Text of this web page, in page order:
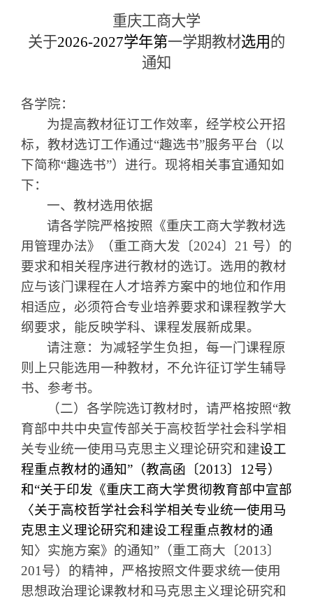
重庆工商大学
关于2026-2027学年第一学期教材选用的
通知
各学院：
为提高教材征订工作效率，经学校公开招
标，教材选订工作通过“趣选书”服务平台（以
下简称“趣选书”）进行。现将相关事宜通知如
下：
一、教材选用依据
请各学院严格按照 《重庆工商大学教材选
用管理办法》（重工商大发〔2024〕 21 号） 的
要求和相关程序进行教材的选订。选用的教材
应与该门课程在人才培养方案中的地位和作用
相适应，必须符合专业培养要求和课程教学大
纲要求，能反映学科、课程发展新成果。
请注意：为减轻学生负担，每一门课程原
则上只能选用一种教材，不允许征订学生辅导
书、参考书。
（二）各学院选订教材时，请严格按照“教
育部中共中央宣传部关于高校哲学社会科学相
关专业统一使用马克思主义理论研究和建设工
程重点教材的通知” （教高函〔2013〕 12号）
和“关于印发《重庆工商大学贯彻教育部中宣部
〈关于高校哲学社会科学相关专业统一使用马
克思主义理论研究和建设工程重点教材的通
知〉实施方案》的通知” （重工商大〔2013〕
201 号）的精神，严格按照文件要求统一使用
思想政治理论课教材和马克思主义理论研究和